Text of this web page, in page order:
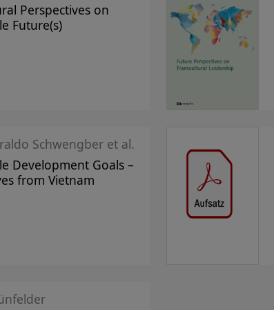
Perspectives on
Future(s)
Schwengber et al.
Development Goals –
from Vietnam